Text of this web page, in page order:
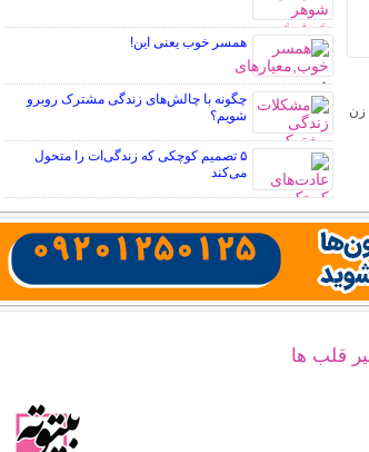
زن
همسر خوب یعنی این!
چگونه با چالش‌های زندگی مشترک روبرو
شویم؟
۵ تصمیم کوچکی که زندگی‌ات را متحول
می‌کند
قلب ها